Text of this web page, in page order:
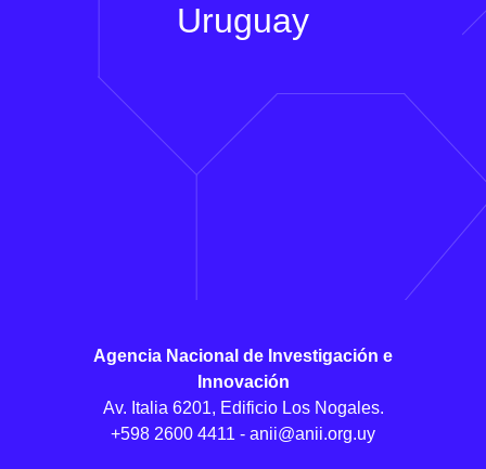
Uruguay
Agencia Nacional de Investigación e
Innovación
Av. Italia 6201, Edificio Los Nogales.
+598 2600 4411 - anii@anii.org.uy